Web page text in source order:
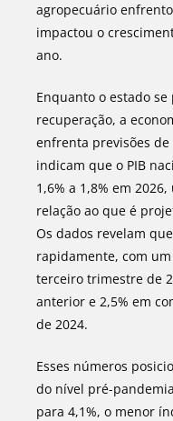
agropecuário
impactou o
ano.
Enquanto o estado
recuperação, a
enfrenta previsões de
indicam que o PIB
1,6% a 1,8% em
relação ao que é
Os dados revelam
rapidamente, com
terceiro trimestre de
anterior e 2,5% em
de 2024.
Esses números
do nível pré-
para 4,1%, o menor